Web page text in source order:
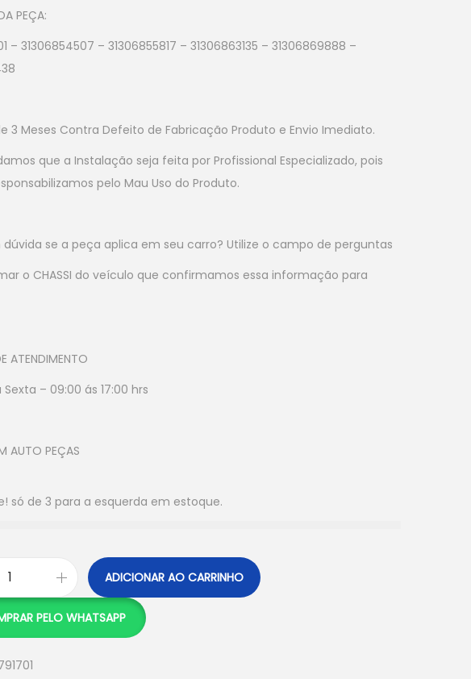
PEÇA:
– 31306854507 – 31306855817 – 31306863135 – 31306869888 –
3 Meses Contra Defeito de Fabricação Produto e Envio Imediato.
que a Instalação seja feita por Profissional Especializado, pois
pelo Mau Uso do Produto.
dúvida se a peça aplica em seu carro? Utilize o campo de perguntas
o CHASSI do veículo que confirmamos essa informação para
ATENDIMENTO
– 09:00 ás 17:00 hrs
AUTO PEÇAS
só de 3 para a esquerda em estoque.
ADICIONAR AO CARRINHO
PELO WHATSAPP